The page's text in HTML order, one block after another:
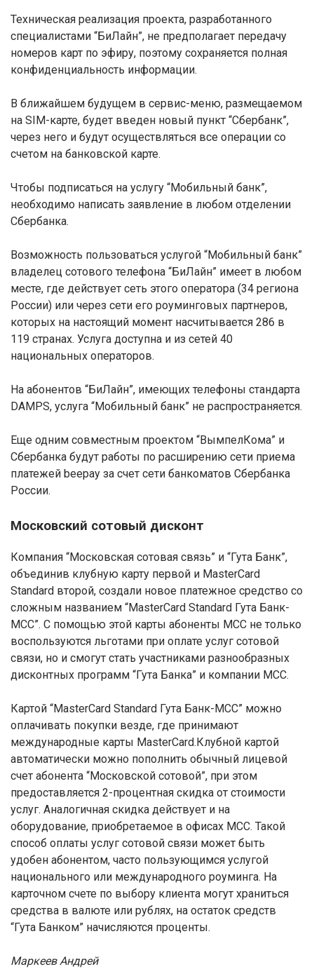
Техническая реализация проекта, разработанного
специалистами “БиЛайн”, не предполагает передачу
номеров карт по эфиру, поэтому сохраняется полная
конфиденциальность информации.
В ближайшем будущем в сервис-меню, размещаемом
на SIM-карте, будет введен новый пункт “Сбербанк”,
через него и будут осуществляться все операции со
счетом на банковской карте.
Чтобы подписаться на услугу “Мобильный банк”,
необходимо написать заявление в любом отделении
Сбербанка.
Возможность пользоваться услугой “Мобильный банк”
владелец сотового телефона “БиЛайн” имеет в любом
месте, где действует сеть этого оператора (34 региона
России) или через сети его роуминговых партнеров,
которых на настоящий момент насчитывается 286 в
119 странах. Услуга доступна и из сетей 40
национальных операторов.
На абонентов “БиЛайн”, имеющих телефоны стандарта
DAMPS, услуга “Мобильный банк” не распространяется.
Еще одним совместным проектом “ВымпелКома” и
Сбербанка будут работы по расширению сети приема
платежей beepay за счет сети банкоматов Сбербанка
России.
Московский сотовый дисконт
Компания “Московская сотовая связь” и “Гута Банк”,
объединив клубную карту первой и MasterCard
Standard второй, создали новое платежное средство со
сложным названием “MasterCard Standard Гута Банк-
МСС”. С помощью этой карты абоненты МСС не только
воспользуются льготами при оплате услуг сотовой
связи, но и смогут стать участниками разнообразных
дисконтных программ “Гута Банка” и компании МСС.
Картой “MasterCard Standard Гута Банк-МСС” можно
оплачивать покупки везде, где принимают
международные карты MasterCard.Клубной картой
автоматически можно пополнить обычный лицевой
счет абонента “Московской сотовой”, при этом
предоставляется 2-процентная скидка от стоимости
услуг. Аналогичная скидка действует и на
оборудование, приобретаемое в офисах МСС. Такой
способ оплаты услуг сотовой связи может быть
удобен абонентом, часто пользующимся услугой
национального или международного роуминга. На
карточном счете по выбору клиента могут храниться
средства в валюте или рублях, на остаток средств
“Гута Банком” начисляются проценты.
Маркеев Андрей